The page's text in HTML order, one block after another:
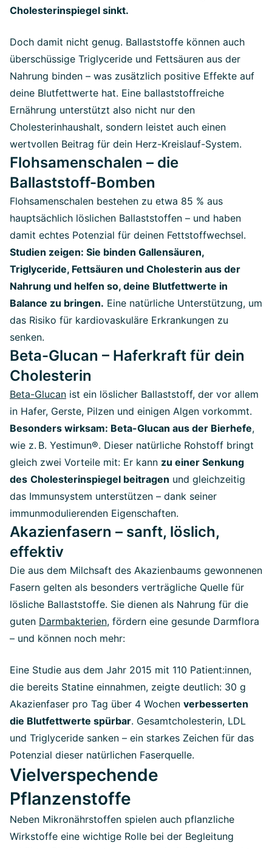
Cholesterinspiegel sinkt.
Doch damit nicht genug. Ballaststoffe können auch
überschüssige Triglyceride und Fettsäuren aus der
Nahrung binden – was zusätzlich positive Effekte auf
deine Blutfettwerte hat. Eine ballaststoffreiche
Ernährung unterstützt also nicht nur den
Cholesterinhaushalt, sondern leistet auch einen
wertvollen Beitrag für dein Herz-Kreislauf-System.
Flohsamenschalen – die
Ballaststoff-Bomben
Flohsamenschalen bestehen zu etwa 85 % aus
hauptsächlich löslichen Ballaststoffen – und haben
damit echtes Potenzial für deinen Fettstoffwechsel.
Studien zeigen: Sie binden Gallensäuren,
Triglyceride, Fettsäuren und Cholesterin aus der
Nahrung und helfen so, deine Blutfettwerte in
Balance zu bringen. Eine natürliche Unterstützung, um
das Risiko für kardiovaskuläre Erkrankungen zu
senken.
Beta-Glucan – Haferkraft für dein
Cholesterin
Beta-Glucan ist ein löslicher Ballaststoff, der vor allem
in Hafer, Gerste, Pilzen und einigen Algen vorkommt.
Besonders wirksam: Beta-Glucan aus der Bierhefe,
wie z. B. Yestimun®. Dieser natürliche Rohstoff bringt
gleich zwei Vorteile mit: Er kann zu einer Senkung
des Cholesterinspiegel beitragen und gleichzeitig
das Immunsystem unterstützen – dank seiner
immunmodulierenden Eigenschaften.
Akazienfasern – sanft, löslich,
effektiv
Die aus dem Milchsaft des Akazienbaums gewonnenen
Fasern gelten als besonders verträgliche Quelle für
lösliche Ballaststoffe. Sie dienen als Nahrung für die
guten Darmbakterien, fördern eine gesunde Darmflora
– und können noch mehr:
Eine Studie aus dem Jahr 2015 mit 110 Patient:innen,
die bereits Statine einnahmen, zeigte deutlich: 30 g
Akazienfaser pro Tag über 4 Wochen verbesserten
die Blutfettwerte spürbar. Gesamtcholesterin, LDL
und Triglyceride sanken – ein starkes Zeichen für das
Potenzial dieser natürlichen Faserquelle.
Vielverspechende
Pflanzenstoffe
Neben Mikronährstoffen spielen auch pflanzliche
Wirkstoffe eine wichtige Rolle bei der Begleitung